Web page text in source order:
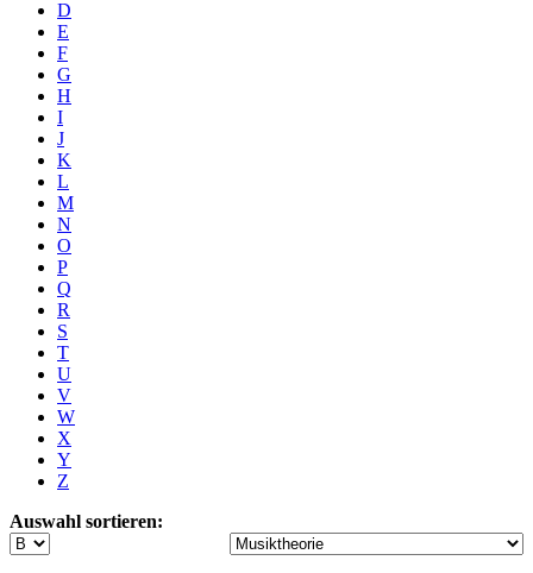
D
E
F
G
H
I
J
K
L
M
N
O
P
Q
R
S
T
U
V
W
X
Y
Z
Auswahl sortieren: